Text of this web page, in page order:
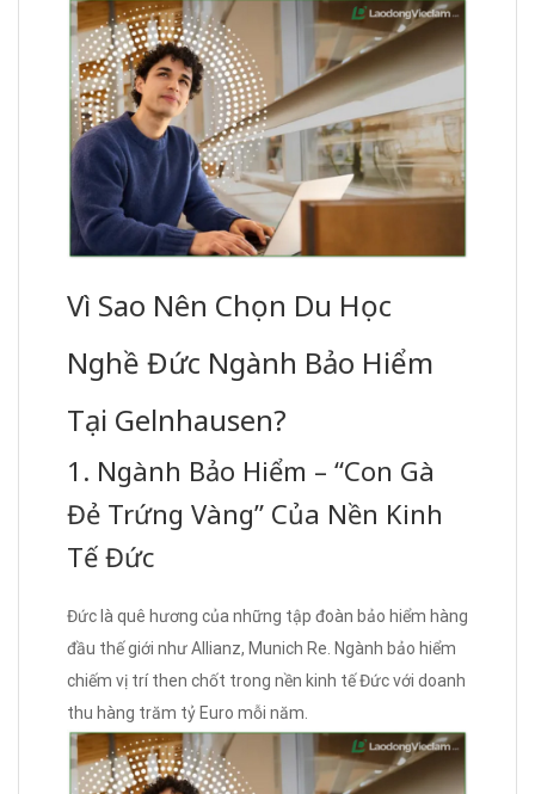
Vì Sao Nên Chọn Du Học
Nghề Đức Ngành Bảo Hiểm
Tại Gelnhausen?
1. Ngành Bảo Hiểm – “Con Gà
Đẻ Trứng Vàng” Của Nền Kinh
Tế Đức
Đức là quê hương của những tập đoàn bảo hiểm hàng
đầu thế giới như Allianz, Munich Re. Ngành bảo hiểm
chiếm vị trí then chốt trong nền kinh tế Đức với doanh
thu hàng trăm tỷ Euro mỗi năm.